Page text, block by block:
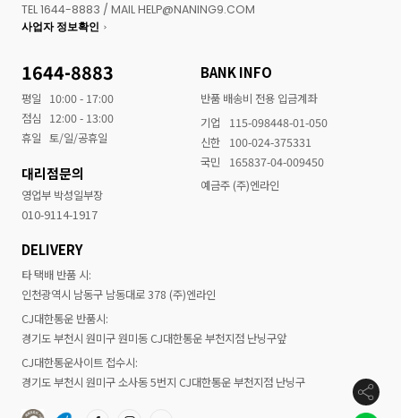
TEL 1644-8883 / MAIL HELP@NANING9.COM
사업자 정보확인
1644-8883
평일
10:00 - 17:00
점심
12:00 - 13:00
휴일 토/일/공휴일
대리점문의
영업부 박성일부장
010-9114-1917
BANK INFO
반품 배송비 전용 입금계좌
기업
115-098448-01-050
신한
100-024-375331
국민
165837-04-009450
예금주 (주)엔라인
DELIVERY
타 택배 반품 시:
인천광역시 남동구 남동대로 378 (주)엔라인
CJ대한통운 반품시:
경기도 부천시 원미구 원미동 CJ대한통운 부천지점 난닝구앞
CJ대한통운사이트 접수시:
경기도 부천시 원미구 소사동 5번지 CJ대한통운 부천지점 난닝구